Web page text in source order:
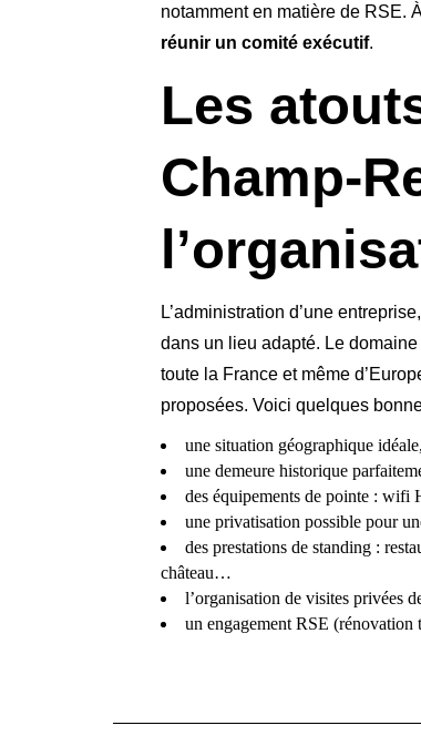
notamment en matière de RSE.
réunir un comité exécutif.
Les
Champ-
L’administration d’une
dans un lieu adapté. Le
toute la France et même
proposées. Voici quelques
une situation géographique
une demeure historique
des équipements de pointe : wifi
une privatisation possible pour
des prestations de standing :
château…
l’organisation de visites privées
un engagement RSE